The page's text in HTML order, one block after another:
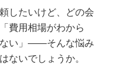
キトルく
長』
したいけど、どの会
費用相場がわから
ない」——そんな悩み
ないでしょうか。